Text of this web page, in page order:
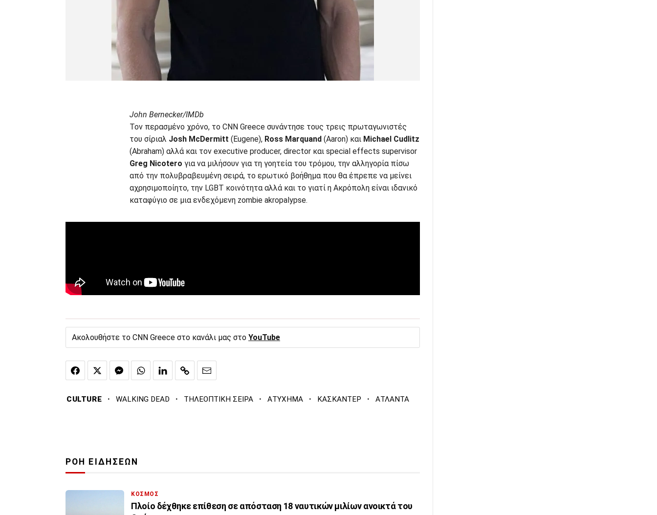
John Bernecker/IMDb
Τον περασμένο χρόνο, το CNN Greece συνάντησε τους τρεις πρωταγωνιστές
του σίριαλ Josh McDermitt (Eugene), Ross Marquand(Aaron) και Michael Cudlitz
(Abraham) αλλά και τον executive producer, director και special effects supervisor
Greg Nicotero για να μιλήσουν για τη γοητεία του τρόμου, την αλληγορία πίσω
από την πολυβραβευμένη σειρά, το ερωτικό βοήθημα που θα έπρεπε να μείνει
αχρησιμοποίητο, την LGBT κοινότητα αλλά και το γιατί η Ακρόπολη είναι ιδανικό
καταφύγιο σε μια ενδεχόμενη zombie akropalypse.
Ακολουθήστε το CNN Greece στο κανάλι μας στο YouTube
CULTURE · WALKING DEAD · ΤΗΛΕΟΠΤΙΚΗ ΣΕΙΡΑ · ΑΤΥΧΗΜΑ · ΚΑΣΚΑΝΤΕΡ · ΑΤΛΑΝΤΑ
ΡΟΗ ΕΙΔΗΣΕΩΝ
ΚΟΣΜΟΣ
Πλοίο δέχθηκε επίθεση σε απόσταση 18 ναυτικών μιλίων ανοικτά του